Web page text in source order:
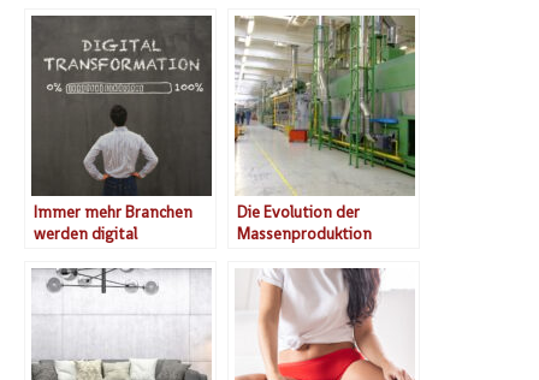
Immer mehr Branchen
werden digital
Die Evolution der
Massenproduktion